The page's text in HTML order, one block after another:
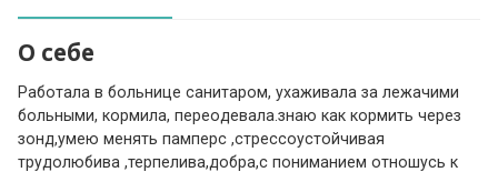
О себе
Работала в больнице санитаром, ухаживала за лежачими
больными, кормила, переодевала.знаю как кормить через
зонд,умею менять памперс ,стрессоустойчивая
трудолюбива ,терпелива,добра,с пониманием отношусь к